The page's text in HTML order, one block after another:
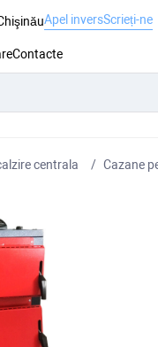
Apel inversScrieți-ne
Contacte
centrala Cazane